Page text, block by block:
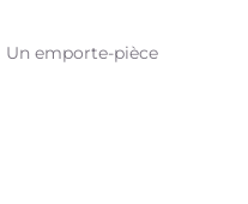
Un emporte-pièce